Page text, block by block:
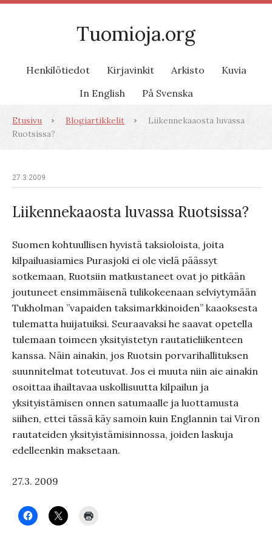
Tuomioja.org
Henkilötiedot Kirjavinkit Arkisto
Kuvia
In English
På Svenska
Etusivu Blogiartikkelit
Liikennekaaosta luvassa
Ruotsissa?
27.3.2009
Liikennekaaosta luvassa Ruotsissa?
Suomen kohtuullisen hyvistä taksioloista, joita
kilpailuasiamies Purasjoki ei ole vielä päässyt
sotkemaan, Ruotsiin matkustaneet ovat jo pitkään
joutuneet ensimmäisenä tulikokeenaan selviytymään
Tukholman ”vapaiden taksimarkkinoiden” kaaoksesta
tulematta huijatuiksi. Seuraavaksi he saavat opetella
tulemaan toimeen yksityistetyn rautatieliikenteen
kanssa. Näin ainakin, jos Ruotsin porvarihallituksen
suunnitelmat toteutuvat. Jos ei muuta niin aie ainakin
osoittaa ihailtavaa uskollisuutta kilpailun ja
yksityistämisen onnen satumaalle ja luottamusta
siihen, ettei tässä käy samoin kuin Englannin tai Viron
rautateiden yksityistämisinnossa, joiden laskuja
edelleenkin maksetaan.
27.3. 2009